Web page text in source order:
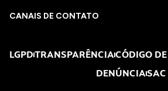
CANAIS DE CONTATO
LGPDTRANSPARÊNCIACÓDIGO
DENÚNCIASAC